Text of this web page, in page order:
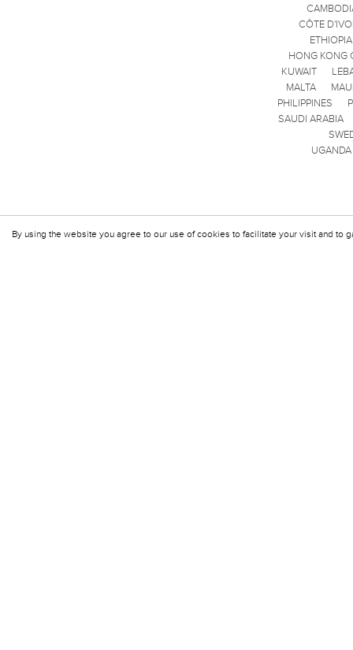
By using the website you agree to our use of cookies to facilitate your visit and to
CÔTE
ETHIOPIA
HONG KONG
KUWAIT
MALTA
PHILIPPINES
SAUDI ARABIA
UGANDA